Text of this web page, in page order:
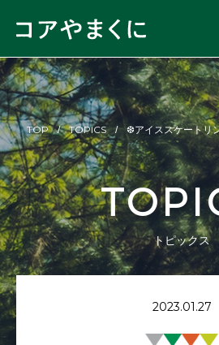
TOP TOPICS ❆アイススケートリ
トピックス
2023.01.27